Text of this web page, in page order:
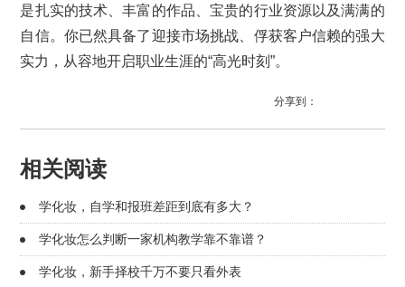
是扎实的技术、丰富的作品、宝贵的行业资源以及满满的
自信。你已然具备了迎接市场挑战、俘获客户信赖的强大
实力，从容地开启职业生涯的“高光时刻”。
分享到：
相关阅读
学化妆，自学和报班差距到底有多大？
学化妆怎么判断一家机构教学靠不靠谱？
学化妆，新手择校千万不要只看外表